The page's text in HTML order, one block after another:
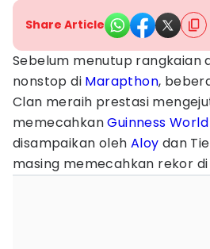
Share Article
Sebelum menutup rangkaian
nonstop di Marapthon,
Clan meraih prestasi
memecahkanGuinness
disampaikan oleh Aloy dan
masing memecahkan rekor